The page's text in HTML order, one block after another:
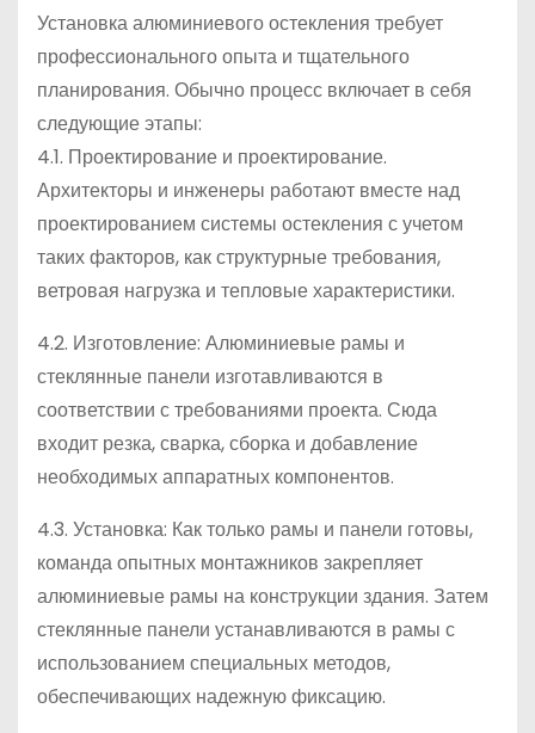
Установка алюминиевого остекления требует
профессионального опыта и тщательного
планирования. Обычно процесс включает в себя
следующие этапы:
4.1. Проектирование и проектирование.
Архитекторы и инженеры работают вместе над
проектированием системы остекления с учетом
таких факторов, как структурные требования,
ветровая нагрузка и тепловые характеристики.
4.2. Изготовление: Алюминиевые рамы и
стеклянные панели изготавливаются в
соответствии с требованиями проекта. Сюда
входит резка, сварка, сборка и добавление
необходимых аппаратных компонентов.
4.3. Установка: Как только рамы и панели готовы,
команда опытных монтажников закрепляет
алюминиевые рамы на конструкции здания. Затем
стеклянные панели устанавливаются в рамы с
использованием специальных методов,
обеспечивающих надежную фиксацию.